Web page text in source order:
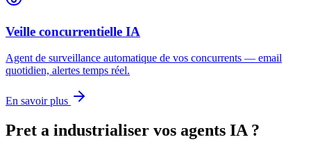
Veille concurrentielle IA
Agent de surveillance automatique de vos concurrents — email
quotidien, alertes temps réel.
En savoir plus
Pret a industrialiser vos agents IA ?